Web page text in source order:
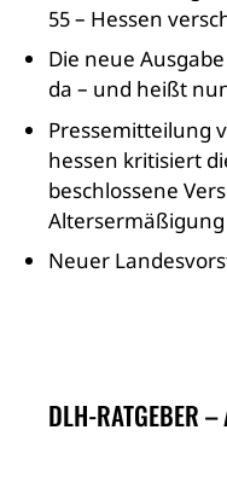
55 – Hessen
Die neue
da – und heißt
Pressemitteilung
hessen kritisiert
beschlossene
Neuer
DLH-RATGEBER –